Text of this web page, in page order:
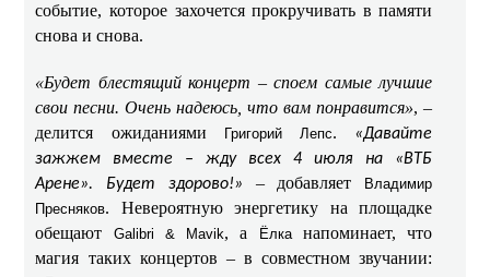
событие, которое захочется прокручивать в памяти
снова и снова.
«Будет блестящий концерт – споем самые лучшие
свои песни. Очень надеюсь, что вам понравится», –
делится ожиданиями
Григорий Лепс. «Давайте
зажжем вместе – жду всех 4 июля на «ВТБ
Арене». Будет здорово!» – добавляет
Владимир
Пресняков. Невероятную энергетику на площадке
обещают Galibri & Mavik, а Ёлканапоминает, что
магия таких концертов – в совместном звучании: